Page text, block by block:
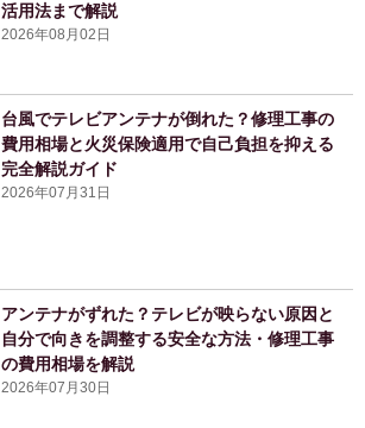
活用法まで解説
2026年08月02日
台風でテレビアンテナが倒れた？修理工事の
費用相場と火災保険適用で自己負担を抑える
完全解説ガイド
2026年07月31日
アンテナがずれた？テレビが映らない原因と
自分で向きを調整する安全な方法・修理工事
の費用相場を解説
2026年07月30日